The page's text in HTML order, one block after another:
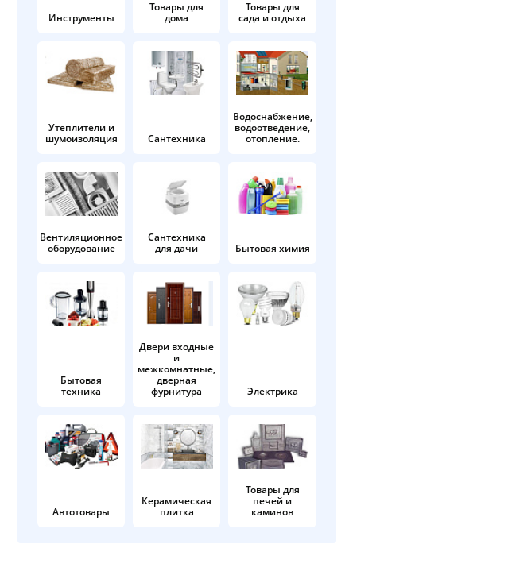
Инструменты
Товары для
дома
Товары для
сада и отдыха
Утеплители и
шумоизоляция
Сантехника
Водоснабжение,
водоотведение,
отопление.
Вентиляционное
оборудование
Сантехника
для дачи
Бытовая химия
Бытовая
техника
Двери входные
и
межкомнатные,
дверная
фурнитура
Электрика
Автотовары
Керамическая
плитка
Товары для
печей и
каминов